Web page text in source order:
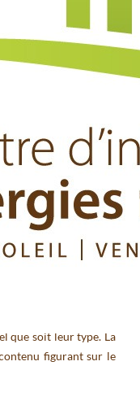
du site energie-
Si vous n’êtes pas
immédiatement
sur le SITE sont la
des énergies
l’exploite pour votre
Vous ne pouvez
SITE autre que pour
et à des fins
pouvez pas modifier,
que soit leur type. La
figurant sur le